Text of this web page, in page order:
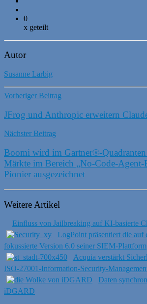
0
x geteilt
Autor
Susanne Larbig
Vorheriger Beitrag
JFrog und Anthropic erweitern
Nächster Beitrag
Boomi wird im Gartner®-Quadranten
Märkte im Bereich „No-Code-Agent-
Pionier ausgezeichnet
Weitere Artikel
Einfluss von Jailbreaking auf KI-basierte
LogPoint präsentiert die auf
fokussierte Version 6.0 seiner SIEM-Plattform
Acquia verstärkt
ISO-27001-Information-Security-
Daten
iDGARD